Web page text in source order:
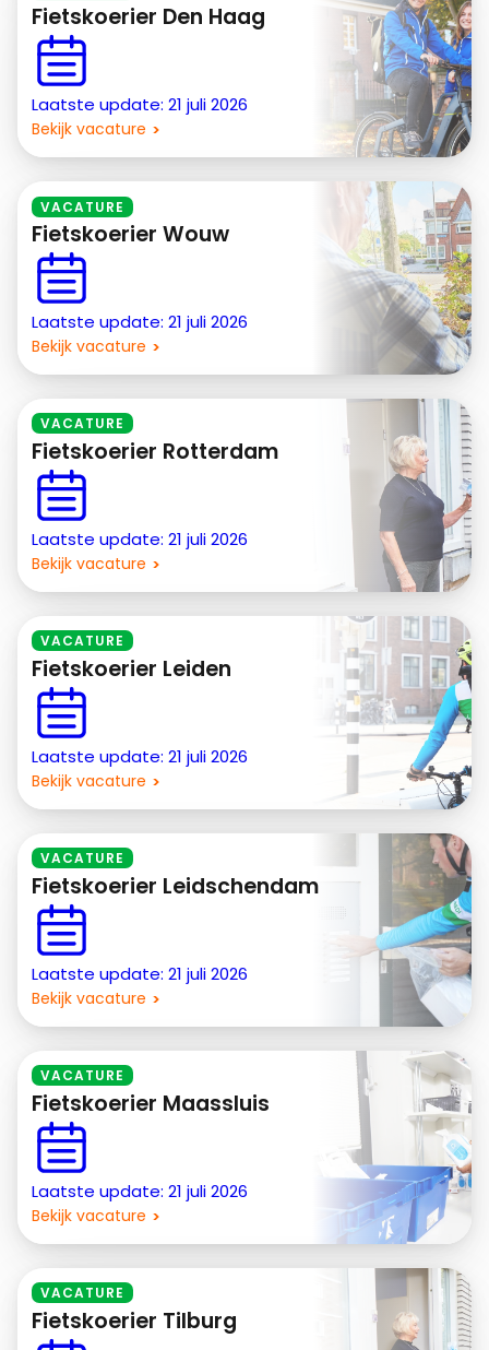
Fietskoerier Den Haag
Laatste update: 21 juli 2026
Bekijk vacature
VACATURE
Fietskoerier Wouw
Laatste update: 21 juli 2026
Bekijk vacature
VACATURE
Fietskoerier Rotterdam
Laatste update: 21 juli 2026
Bekijk vacature
VACATURE
Fietskoerier Leiden
Laatste update: 21 juli 2026
Bekijk vacature
VACATURE
Fietskoerier Leidschendam
Laatste update: 21 juli 2026
Bekijk vacature
VACATURE
Fietskoerier Maassluis
Laatste update: 21 juli 2026
Bekijk vacature
VACATURE
Fietskoerier Tilburg